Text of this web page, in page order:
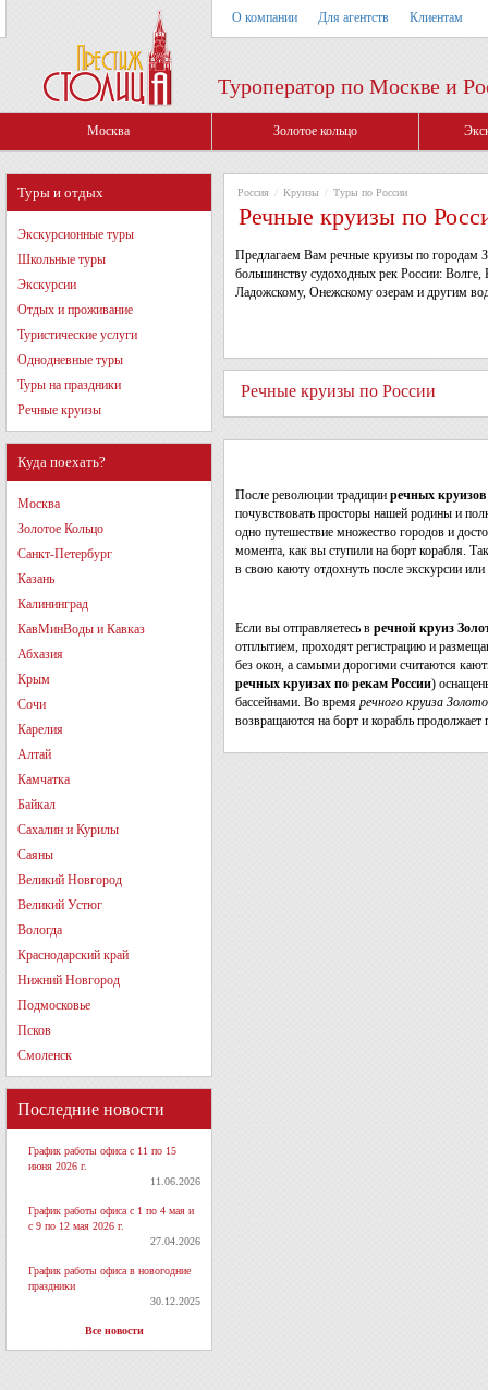
О компании Для агентств Клиентам
Туроператор по Москве и
Москва Золотое кольцо
Туры и отдых
Экскурсионные туры
Школьные туры
Экскурсии
Отдых и проживание
Туристические услуги
Однодневные туры
Туры на праздники
Речные круизы
Куда поехать?
Москва
Золотое Кольцо
Санкт-Петербург
Казань
Калининград
КавМинВоды и Кавказ
Абхазия
Крым
Сочи
Карелия
Алтай
Камчатка
Байкал
Сахалин и Курилы
Саяны
Великий Новгород
Великий Устюг
Вологда
Краснодарский край
Нижний Новгород
Подмосковье
Псков
Смоленск
Последние новости
График работы офиса с 11 по 15
июня 2026 г.
11.06.2026
График работы офиса с 1 по 4 мая и
с 9 по 12 мая 2026 г.
27.04.2026
График работы офиса в новогодние
праздники
30.12.2025
Все новости
Россия / Круизы / Туры по России
Речные круизы по
Предлагаем Вам речные круизы по городам
большинству судоходных рек России:
Ладожскому, Онежскому озерам и другим
Речные круизы по России
После революции традиции речных
почувствовать просторы нашей родины и
одно путешествие множество городов и
момента, как вы ступили на борт корабля.
в свою каюту отдохнуть после экскурсии
Если вы отправляетесь в речной круиз
отплытием, проходят регистрацию и
без окон, а самыми дорогими считаются
речных круизах по рекам России)
бассейнами. Во время речного круиза
возвращаются на борт и корабль